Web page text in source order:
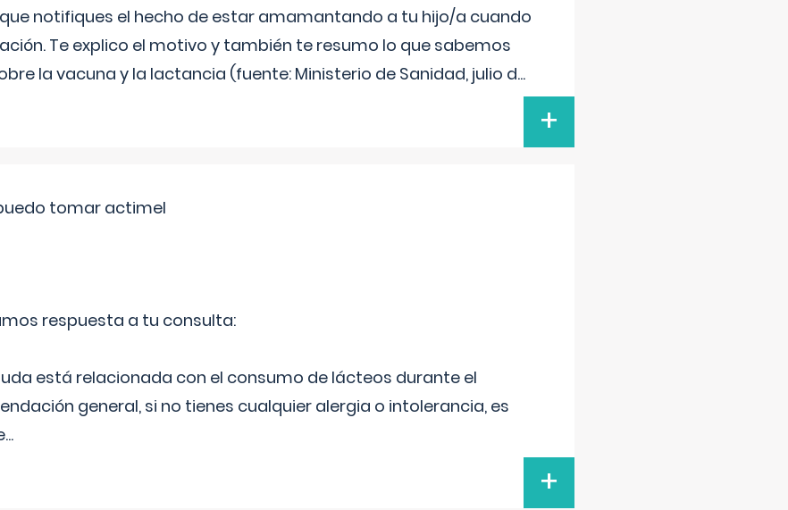
notifiques el hecho de estar amamantando a tu hijo/a cuando
Te explico el motivo y también te resumo lo que sabemos
la vacuna y la lactancia (fuente: Ministerio de Sanidad, julio d...
+
tomar actimel
respuesta a tu consulta:
está relacionada con el consumo de lácteos durante el
general, si no tienes cualquier alergia o intolerancia, es
...
+